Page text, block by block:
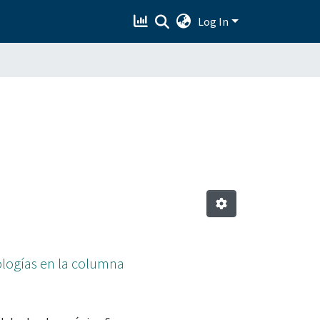
Log In
en la columna